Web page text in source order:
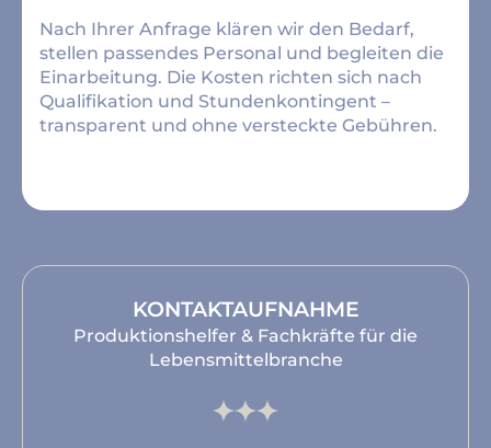
Nach Ihrer Anfrage klären wir den Bedarf,
stellen passendes Personal und begleiten die
Einarbeitung. Die Kosten richten sich nach
Qualifikation und Stundenkontingent –
transparent und ohne versteckte Gebühren.
KONTAKTAUFNAHME
Produktionshelfer & Fachkräfte für die
Lebensmittelbranche